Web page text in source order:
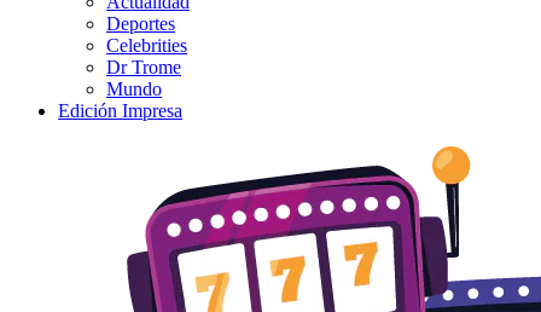
Deportes
Celebrities
Dr Trome
Mundo
Edición Impresa